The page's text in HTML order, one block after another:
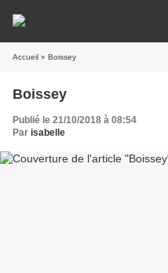
Accueil » Boissey
Boissey
Publié le 21/10/2018 à 08:54
Par isabelle